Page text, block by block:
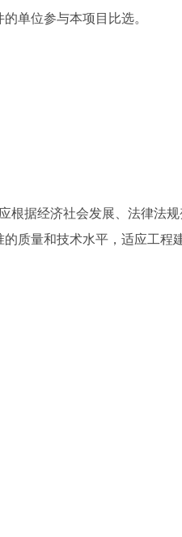
单位参与本项目比选。
据经济社会发展、法律法
质量和技术水平，适应工程